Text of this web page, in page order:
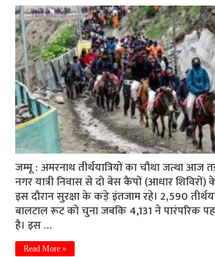
जम्मू : अमरनाथ तीर्थयात्रियों का चौथा जत्था
नगर यात्री निवास से दो बेस कैंपों (आधार शिविरों)
इस दौरान सुरक्षा के कड़े इंतजाम रहे। 2,590
बालटाल रूट को चुना जबकि 4,131 ने पारंपरिक
है। इस …
Read More »